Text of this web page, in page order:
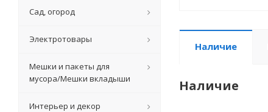
Наличие
Наличие
Сад, огород
Электротовары
Мешки и пакеты для
мусора/Мешки вкладыши
Интерьер и декор